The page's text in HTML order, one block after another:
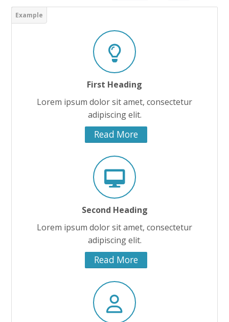
Salle des Profs
First Heading
Lorem ipsum dolor sit amet, consectetur
adipiscing elit.
Read More
Second Heading
Lorem ipsum dolor sit amet, consectetur
adipiscing elit.
Read More